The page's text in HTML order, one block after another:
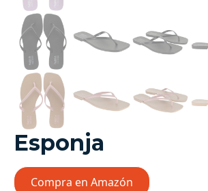
Esponja
Compra en Amazón